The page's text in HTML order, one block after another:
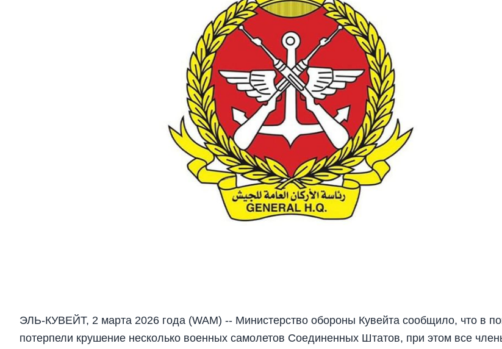
ЭЛЬ-КУВЕЙТ, 2 марта 2026 года (WAM) -- Министерство обороны Кувейта сообщило, что в
потерпели крушение несколько военных самолетов Соединенных Штатов, при этом все